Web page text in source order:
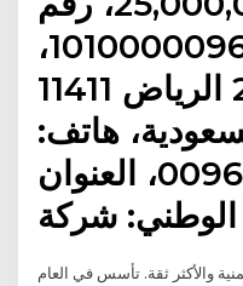
السجل التجاري: 1010000096،
صندوق بريد: 28 الرياض 11411
هاتف:
0096611211600، العنوان
الوطني: شركة
والأكثر ثقة. تأسس في العام